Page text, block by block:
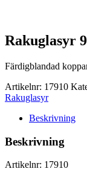
Rakuglasyr
Färdigblandad
Artikelnr: 17910
Rakuglasyr
Beskrivning
Beskrivning
Artikelnr: 17910